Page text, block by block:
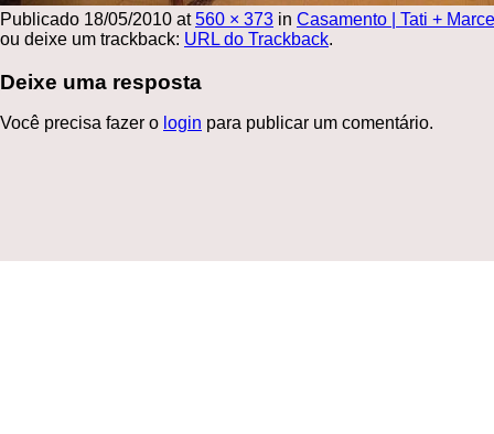
Publicado 18/05/2010 at560 × 373 in Casamento | Tati +
ou deixe um trackback: URL do Trackback.
Deixe uma resposta
Você precisa fazer o login para publicar um comentário.